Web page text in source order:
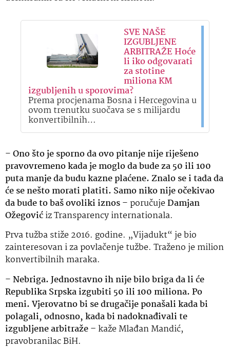
SVE NAŠE
IZGUBLJENE
ARBITRAŽE Hoće
li iko odgovarati
za stotine
miliona KM
izgubljenih u sporovima?
Prema procjenama Bosna i Hercegovina u
ovom trenutku suočava se s milijardu
konvertibilnih…
–Ono što je sporno da ovo pitanje nije riješeno
pravovremeno kada je moglo da bude za 50 ili 100
puta manje da budu kazne plaćene. Znalo se i tada da
će se nešto morati platiti. Samo niko nije očekivao
da bude to baš ovoliki iznos– poručujeDamjan
Ožegovićiz Transparency internationala.
Prva tužba stiže 2016. godine. „Vijadukt“ je bio
zainteresovan i za povlačenje tužbe. Traženo je milion
konvertibilnih maraka.
–Nebriga. Jednostavno ih nije bilo briga da li će
Republika Srpska izgubiti 50 ili 100 miliona. Po
meni. Vjerovatno bi se drugačije ponašali kada bi
polagali, odnosno, kada bi nadoknađivali te
izgubljene arbitraže –kaže Mlađan Mandić,
pravobranilac BiH.